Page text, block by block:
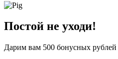
Постой не уходи!
Дарим вам 500 бонусных рублей